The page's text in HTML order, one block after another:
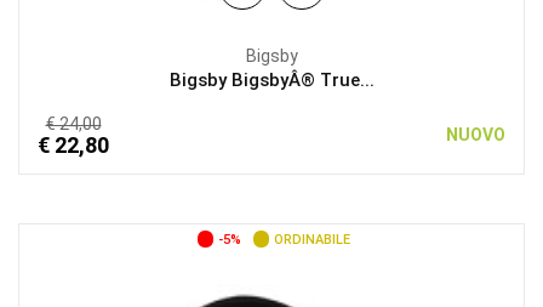
Bigsby
Bigsby BigsbyÂ® True...
€ 24,00
€ 22,80 NUOVO
-5% ORDINABILE